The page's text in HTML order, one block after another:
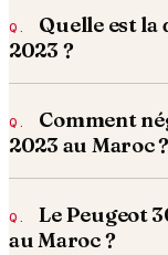
Quelle est la
2023 ?
Comment
2023 au Maroc ?
Le Peugeot
au Maroc ?